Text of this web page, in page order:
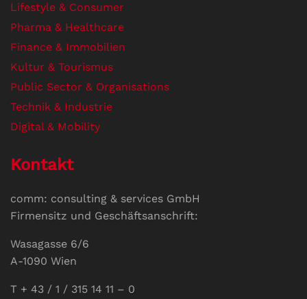
Lifestyle & Consumer
Pharma & Healthcare
Finance & Immobilien
Kultur & Tourismus
Public Sector & Organisations
Technik & Industrie
Digital & Mobility
Kontakt
comm: consulting & services GmbH
Firmensitz und Geschäftsanschrift:
Wasagasse 6/6
A-1090 Wien
T + 43 / 1 / 315 14 11 – 0